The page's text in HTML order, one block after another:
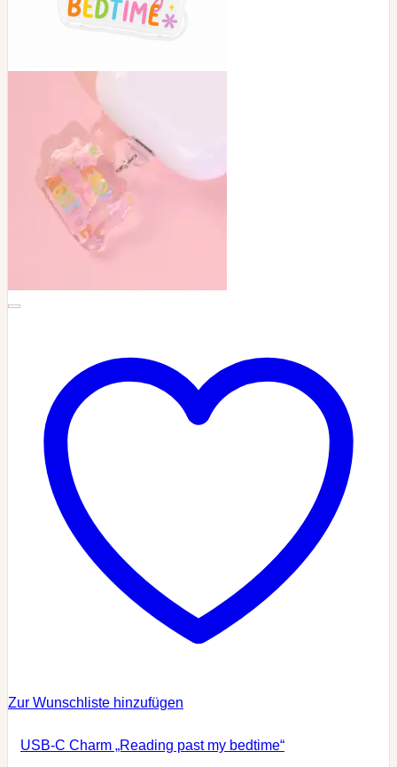
Zur Wunschliste hinzufügen
USB-C Charm „Reading past my bedtime“